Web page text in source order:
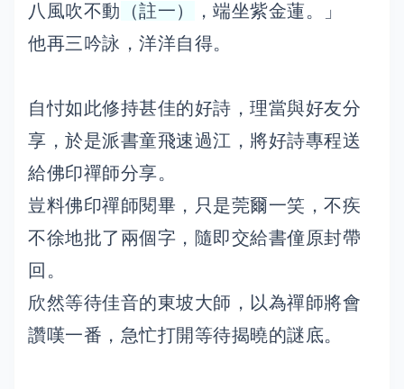
八風吹不動 （註一）
，端坐紫金蓮。」
他再三吟詠，洋洋自得。
自忖如此修持甚佳的好詩，理當與好友分
享，於是派書童飛速過江，將好詩專程送
給佛印禪師分享。
豈料佛印禪師閱畢，只是莞爾一笑，不疾
不徐地批了兩個字，隨即交給書僮原封帶
回。
欣然等待佳音的東坡大師，以為禪師將會
讚嘆一番，急忙打開等待揭曉的謎底。